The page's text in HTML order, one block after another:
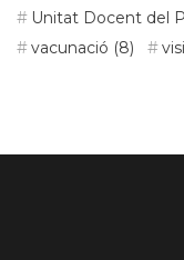
Unitat Docent del
vacunació (8)